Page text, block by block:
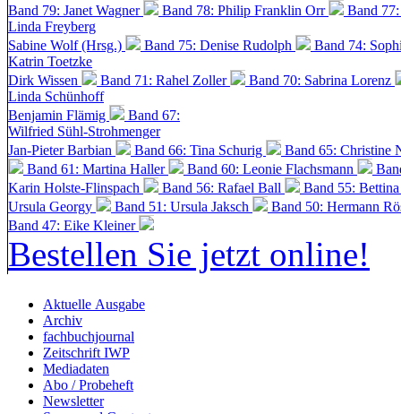
Band 79: Janet Wagner Band 78: Philip Franklin Orr
Band
Linda Freyberg
Sabine Wolf (Hrsg.)
Band 75: Denise Rudolph
Band 74:
Katrin Toetzke
Dirk Wissen
Band 71: Rahel Zoller
Band 70: Sabrina Lorenz
Linda Schünhoff
Benjamin Flämig
Band 67:
Wilfried Sühl-Strohmenger
Jan-Pieter Barbian
Band 66: Tina Schurig
Band 65: Christine
Band 61: Martina Haller
Band 60: Leonie Flachsmann
Karin Holste-Flinspach
Band 56: Rafael Ball
Band 55:
Ursula Georgy
Band 51: Ursula Jaksch Band 50: Hermann
Band 47: Eike Kleiner
Bestellen Sie jetzt online!
Aktuelle Ausgabe
Archiv
fachbuchjournal
Zeitschrift IWP
Mediadaten
Abo / Probeheft
Newsletter